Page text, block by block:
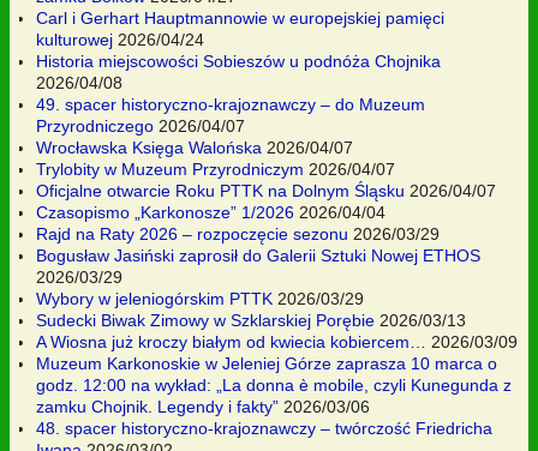
Carl i Gerhart Hauptmannowie w europejskiej pamięci
kulturowej 2026/04/24
Historia miejscowości Sobieszów u podnóża Chojnika
2026/04/08
49. spacer historyczno-krajoznawczy – do Muzeum
Przyrodniczego 2026/04/07
Wrocławska Księga Walońska 2026/04/07
Trylobity w Muzeum Przyrodniczym 2026/04/07
Oficjalne otwarcie Roku PTTK na Dolnym Śląsku 2026/04/07
Czasopismo „Karkonosze” 1/2026 2026/04/04
Rajd na Raty 2026 – rozpoczęcie sezonu 2026/03/29
Bogusław Jasiński zaprosił do Galerii Sztuki Nowej ETHOS
2026/03/29
Wybory w jeleniogórskim PTTK 2026/03/29
Sudecki Biwak Zimowy w Szklarskiej Porębie 2026/03/13
A Wiosna już kroczy białym od kwiecia kobiercem…
2026/03/09
Muzeum Karkonoskie w Jeleniej Górze zaprasza 10 marca o
godz. 12:00 na wykład: „La donna è mobile, czyli Kunegunda z
zamku Chojnik. Legendy i fakty” 2026/03/06
48. spacer historyczno-krajoznawczy – twórczość Friedricha